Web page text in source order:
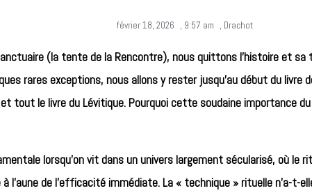
février 18, 2026 , 9:57 am , Drachot
(la tente de la Rencontre), nous quittons l’histoire et sa
rares exceptions, nous allons y rester jusqu’au début du livre
et tout le livre du Lévitique. Pourquoi cette soudaine importance
lorsqu’on vit dans un univers largement sécularisé, où le
l’aune de l’efficacité immédiate. La « technique » rituelle n’a-t-